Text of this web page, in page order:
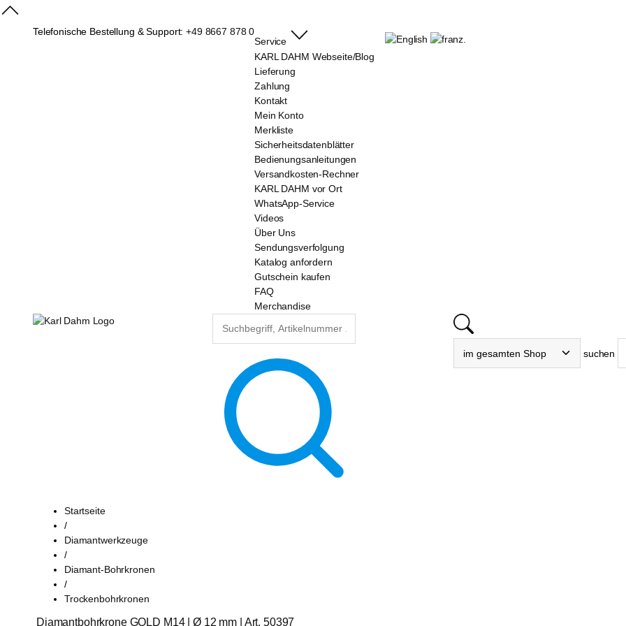
Telefonische Bestellung & Support:+49 8667 878 0
Service
KARL DAHM Webseite/Blog
Lieferung
Zahlung
Kontakt
Mein Konto
Merkliste
Sicherheitsdatenblätter
Bedienungsanleitungen
Versandkosten-Rechner
KARL DAHM vor Ort
WhatsApp-Service
Videos
Über Uns
Sendungsverfolgung
Katalog anfordern
Gutschein kaufen
FAQ
Merchandise
suchen
Startseite
/
Diamantwerkzeuge
/
Diamant-Bohrkronen
/
Trockenbohrkronen
Diamantbohrkrone GOLD M14 | Ø 12 mm | Art. 50397